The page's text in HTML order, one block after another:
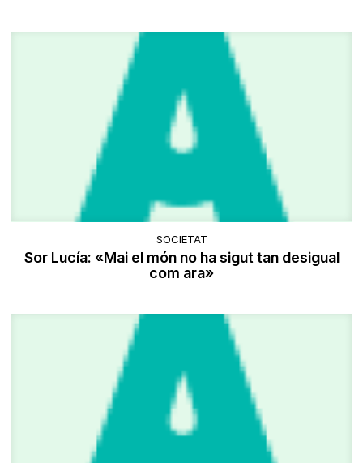
SOCIETAT
Sor Lucía: «Mai el món no ha sigut tan desigual
com ara»